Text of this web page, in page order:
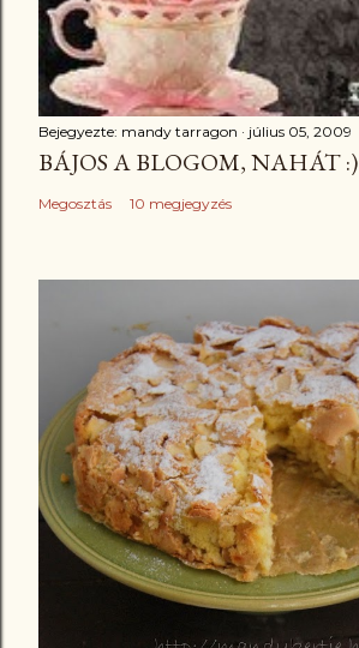
Bejegyezte: mandy tarragon július 05, 2009
BÁJOS A BLOGOM, NAHÁT :)
Megosztás 10 megjegyzés